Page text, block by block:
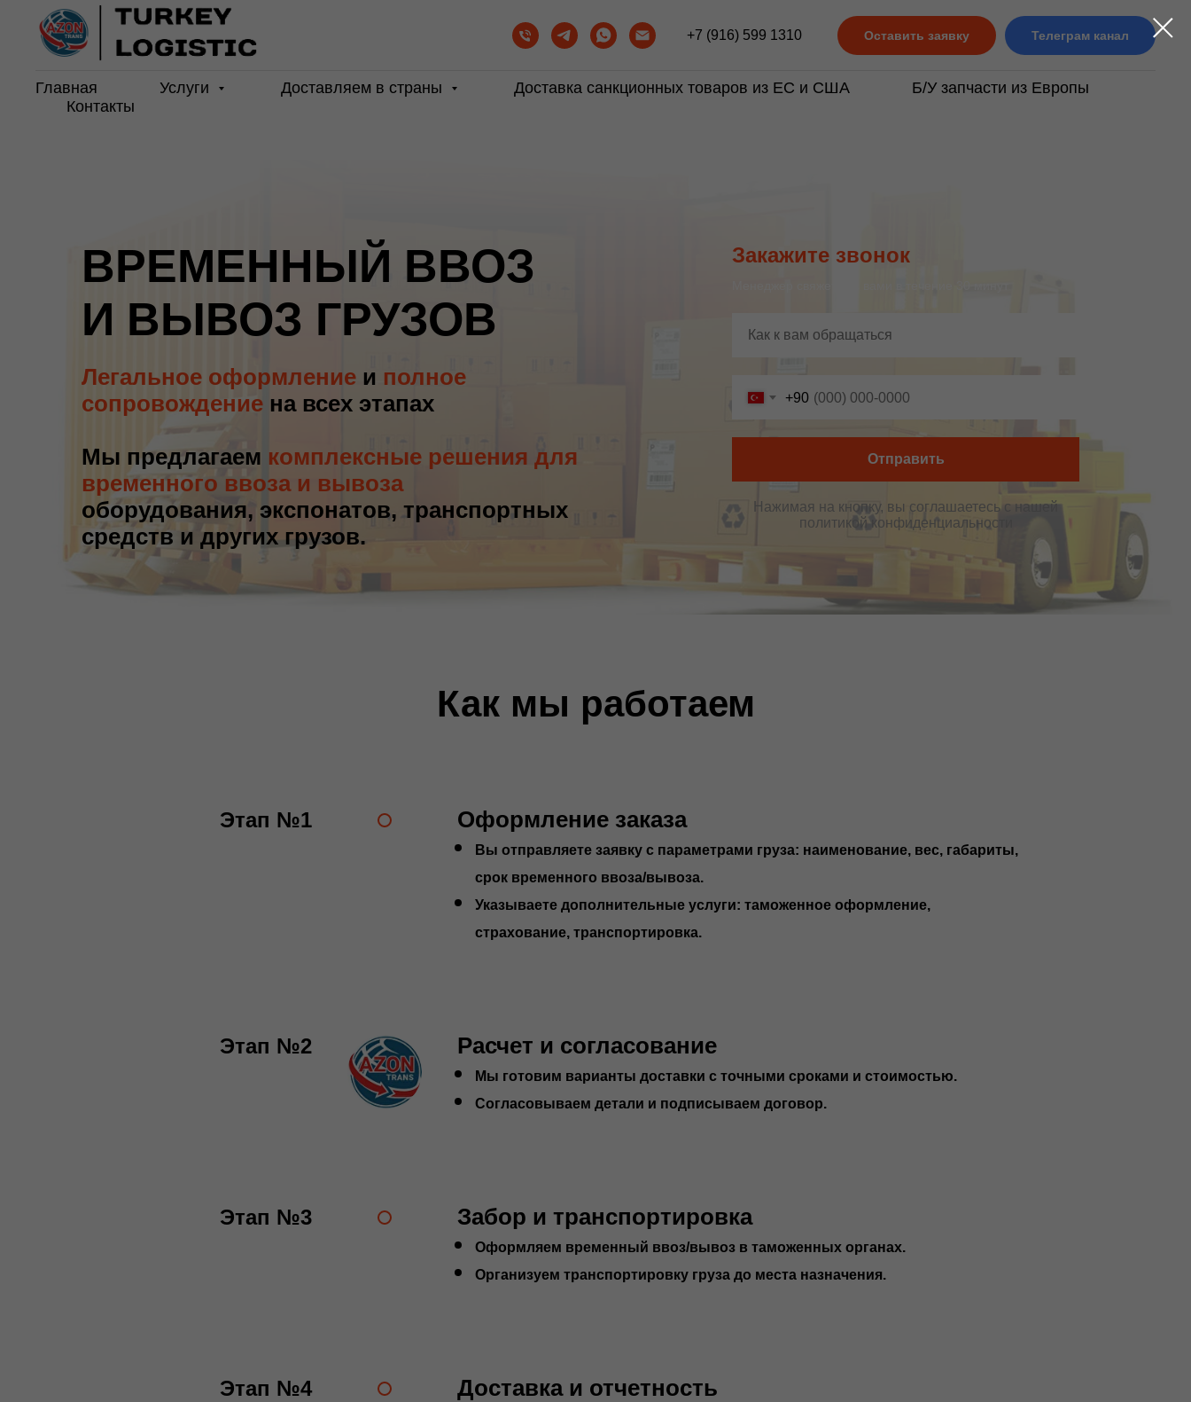
в России и Беларуси, обеспечивая юридически корректные расчёты и транзит международных грузов.
Мы работаем через официальных партнёров в России и Беларуси,
+7 (916) 599 1310
Оставить заявку Телеграм канал
Главная Услуги Доставляем в страны Доставка санкционных товаров из ЕС и США
Б/У запчасти из Европы
Контакты
ВРЕМЕННЫЙ ВВОЗ
И ВЫВОЗ ГРУЗОВ
Легальное оформление и полное
сопровождение на всех этапах
Мы предлагаем комплексные решения для
временного ввоза и вывоза
оборудования, экспонатов, транспортных
средств и других грузов.
Закажите звонок
+90
Отправить
Нажимая на кнопку, вы соглашаетесь c нашей
политикой конфиденциальности
Как мы работаем
Этап №1 Оформление заказа
Вы отправляете заявку с параметрами груза: наименование, вес, габариты,
срок временного ввоза/вывоза.
Указываете дополнительные услуги: таможенное оформление,
страхование, транспортировка.
Этап №2 Расчет и согласование
Мы готовим варианты доставки с точными сроками и стоимостью.
Согласовываем детали и подписываем договор.
Этап №3 Забор и транспортировка
Оформляем временный ввоз/вывоз в таможенных органах.
Организуем транспортировку груза до места назначения.
Этап №4 Доставка и отчетность